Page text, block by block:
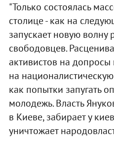
"Только состоялась
столице - как на
запускает новую волну
свободовцев.
активистов на
на
как попытки запугать
молодежь. Власть
в Киеве, забирает у
уничтожает